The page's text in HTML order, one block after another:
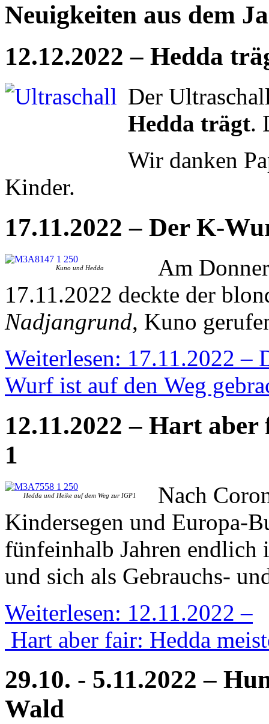
Neuigkeiten aus dem
12.12.2022 – Hedda
Der
Hedda trägt.
Wir danken
Kinder.
17.11.2022 – Der K-
Kuno und Hedda Am
17.11.2022 deckte der
Nadjangrund, Kuno
Weiterlesen: 17.11.2022 –
Wurf ist auf den Weg
12.11.2022 – Hart
1
Hedda und Heike auf dem Weg zur IGP1 Nach
Kindersegen und Europa-
fünfeinhalb Jahren endlich
und sich als Gebrauchs-
Weiterlesen: 12.11.2022 –
Hart aber fair: Hedda
29.10. - 5.11.2022 –
Wald